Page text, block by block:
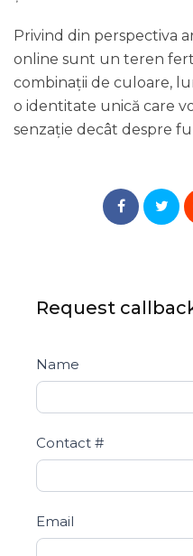
Privind din perspectiva
online sunt un teren
combinații de culoare,
o identitate unică care
senzație decât despre
side-
Request
Name
Contact #
Email